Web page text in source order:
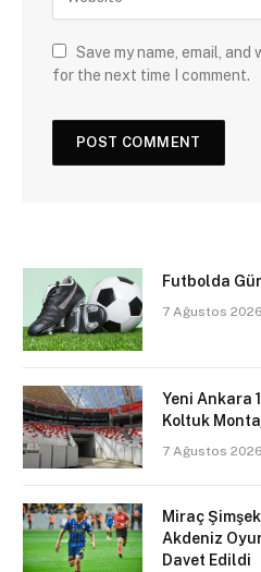
Save my name, email,
for the next time I comment.
Futbolda
7 Ağustos 2026
Yeni Ankara
Koltuk
7 Ağustos 2026
Miraç
Akdeniz
Davet Edildi